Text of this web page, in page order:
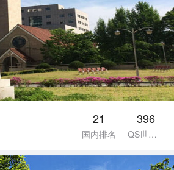
396
QS世界排名
21
国内排名